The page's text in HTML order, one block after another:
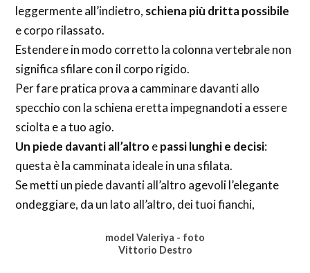
leggermente all’indietro, schiena più dritta possibile
e corpo rilassato.
Estendere in modo corretto la colonna vertebrale non
significa sfilare con il corpo rigido.
Per fare pratica prova a camminare davanti allo
specchio con la schiena eretta impegnandoti a essere
sciolta e a tuo agio.
Un piede davanti all’altro epassi lunghi e decisi:
questa è la camminata ideale in una sfilata.
Se metti un piede davanti all’altro agevoli l’elegante
ondeggiare, da un lato all’altro, dei tuoi fianchi,
model Valeriya - foto
Vittorio Destro